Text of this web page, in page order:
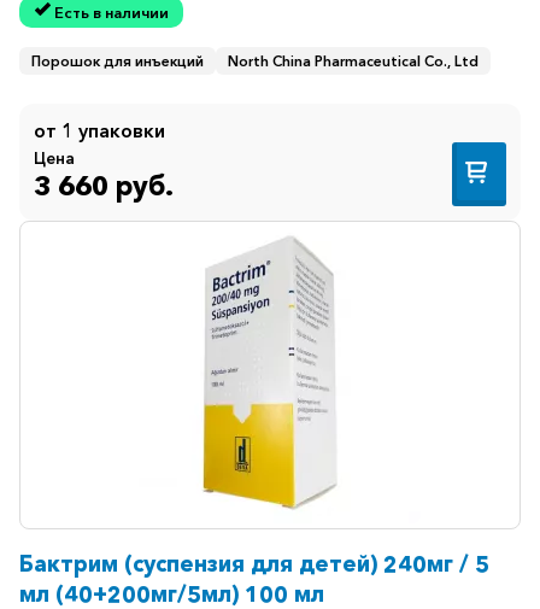
Есть в наличии
Порошок для инъекций North China Pharmaceutical Co., Ltd
от 1 упаковки
Цена
3 660 руб.
Бактрим (суспензия для детей) 240мг / 5
мл (40+200мг/5мл) 100 мл